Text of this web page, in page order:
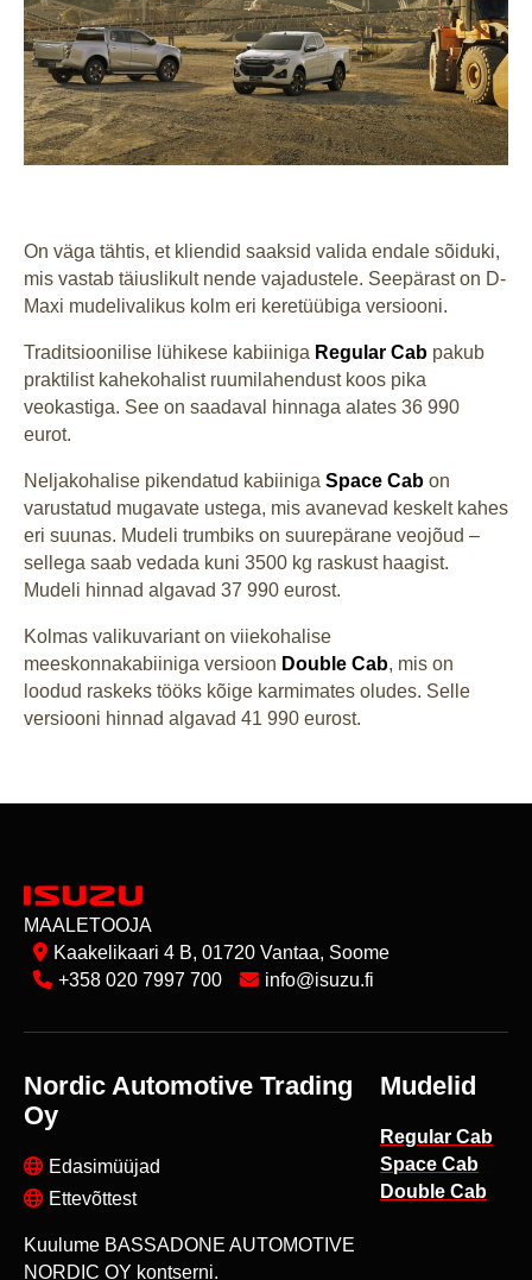
On väga tähtis, et kliendid saaksid valida endale sõiduki,
mis vastab täiuslikult nende vajadustele. Seepärast on D-
Maxi mudelivalikus kolm eri keretüübiga versiooni.
Traditsioonilise lühikese kabiiniga Regular Cab pakub
praktilist kahekohalist ruumilahendust koos pika
veokastiga. See on saadaval hinnaga alates 36 990
eurot.
Neljakohalise pikendatud kabiiniga Space Cab on
varustatud mugavate ustega, mis avanevad keskelt kahes
eri suunas. Mudeli trumbiks on suurepärane veojõud –
sellega saab vedada kuni 3500 kg raskust haagist.
Mudeli hinnad algavad 37 990 eurost.
Kolmas valikuvariant on viiekohalise
meeskonnakabiiniga versioon Double Cab, mis on
loodud raskeks tööks kõige karmimates oludes. Selle
versiooni hinnad algavad 41 990 eurost.
MAALETOOJA
Kaakelikaari 4 B, 01720 Vantaa, Soome
+358 020 7997 700
info@isuzu.fi
Nordic Automotive Trading
Oy
Edasimüüjad
Ettevõttest
Kuulume BASSADONE AUTOMOTIVE
NORDIC OY kontserni.
Mudelid
Regular Cab
Space Cab
Double Cab